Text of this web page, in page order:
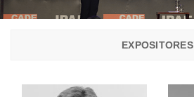
EXPOSITORES